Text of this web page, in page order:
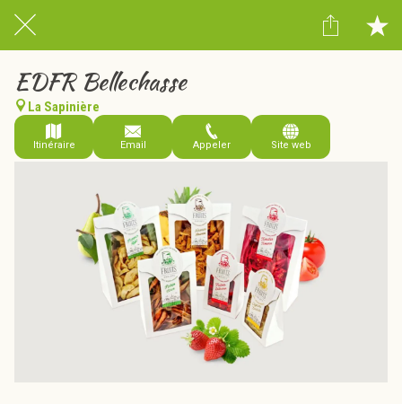
EDFR Bellechasse
La Sapinière
Itinéraire Email Appeler Site web